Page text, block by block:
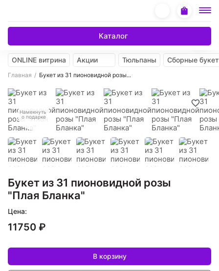
Каталог
ONLINE витрина Акции Тюльпаны Сборные
Главная Букет из 31 пионовидной розы...
Намекнуть
о подарке
Букет из 31 пионовидной розы
"Плая Бланка"
Цена:
11750 ₽
В корзину